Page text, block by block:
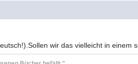
wir das vielleicht in einem